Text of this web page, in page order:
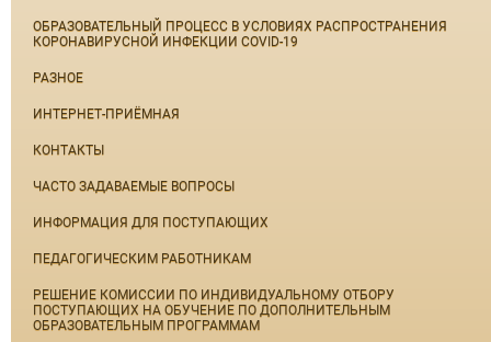
ОБРАЗОВАТЕЛЬНЫЙ ПРОЦЕСС В УСЛОВИЯХ РАСПРОСТРАНЕНИЯ
КОРОНАВИРУСНОЙ ИНФЕКЦИИ COVID-19
РАЗНОЕ
ИНТЕРНЕТ-ПРИЁМНАЯ
КОНТАКТЫ
ЧАСТО ЗАДАВАЕМЫЕ ВОПРОСЫ
ИНФОРМАЦИЯ ДЛЯ ПОСТУПАЮЩИХ
ПЕДАГОГИЧЕСКИМ РАБОТНИКАМ
РЕШЕНИЕ КОМИССИИ ПО ИНДИВИДУАЛЬНОМУ ОТБОРУ
ПОСТУПАЮЩИХ НА ОБУЧЕНИЕ ПО ДОПОЛНИТЕЛЬНЫМ
ОБРАЗОВАТЕЛЬНЫМ ПРОГРАММАМ